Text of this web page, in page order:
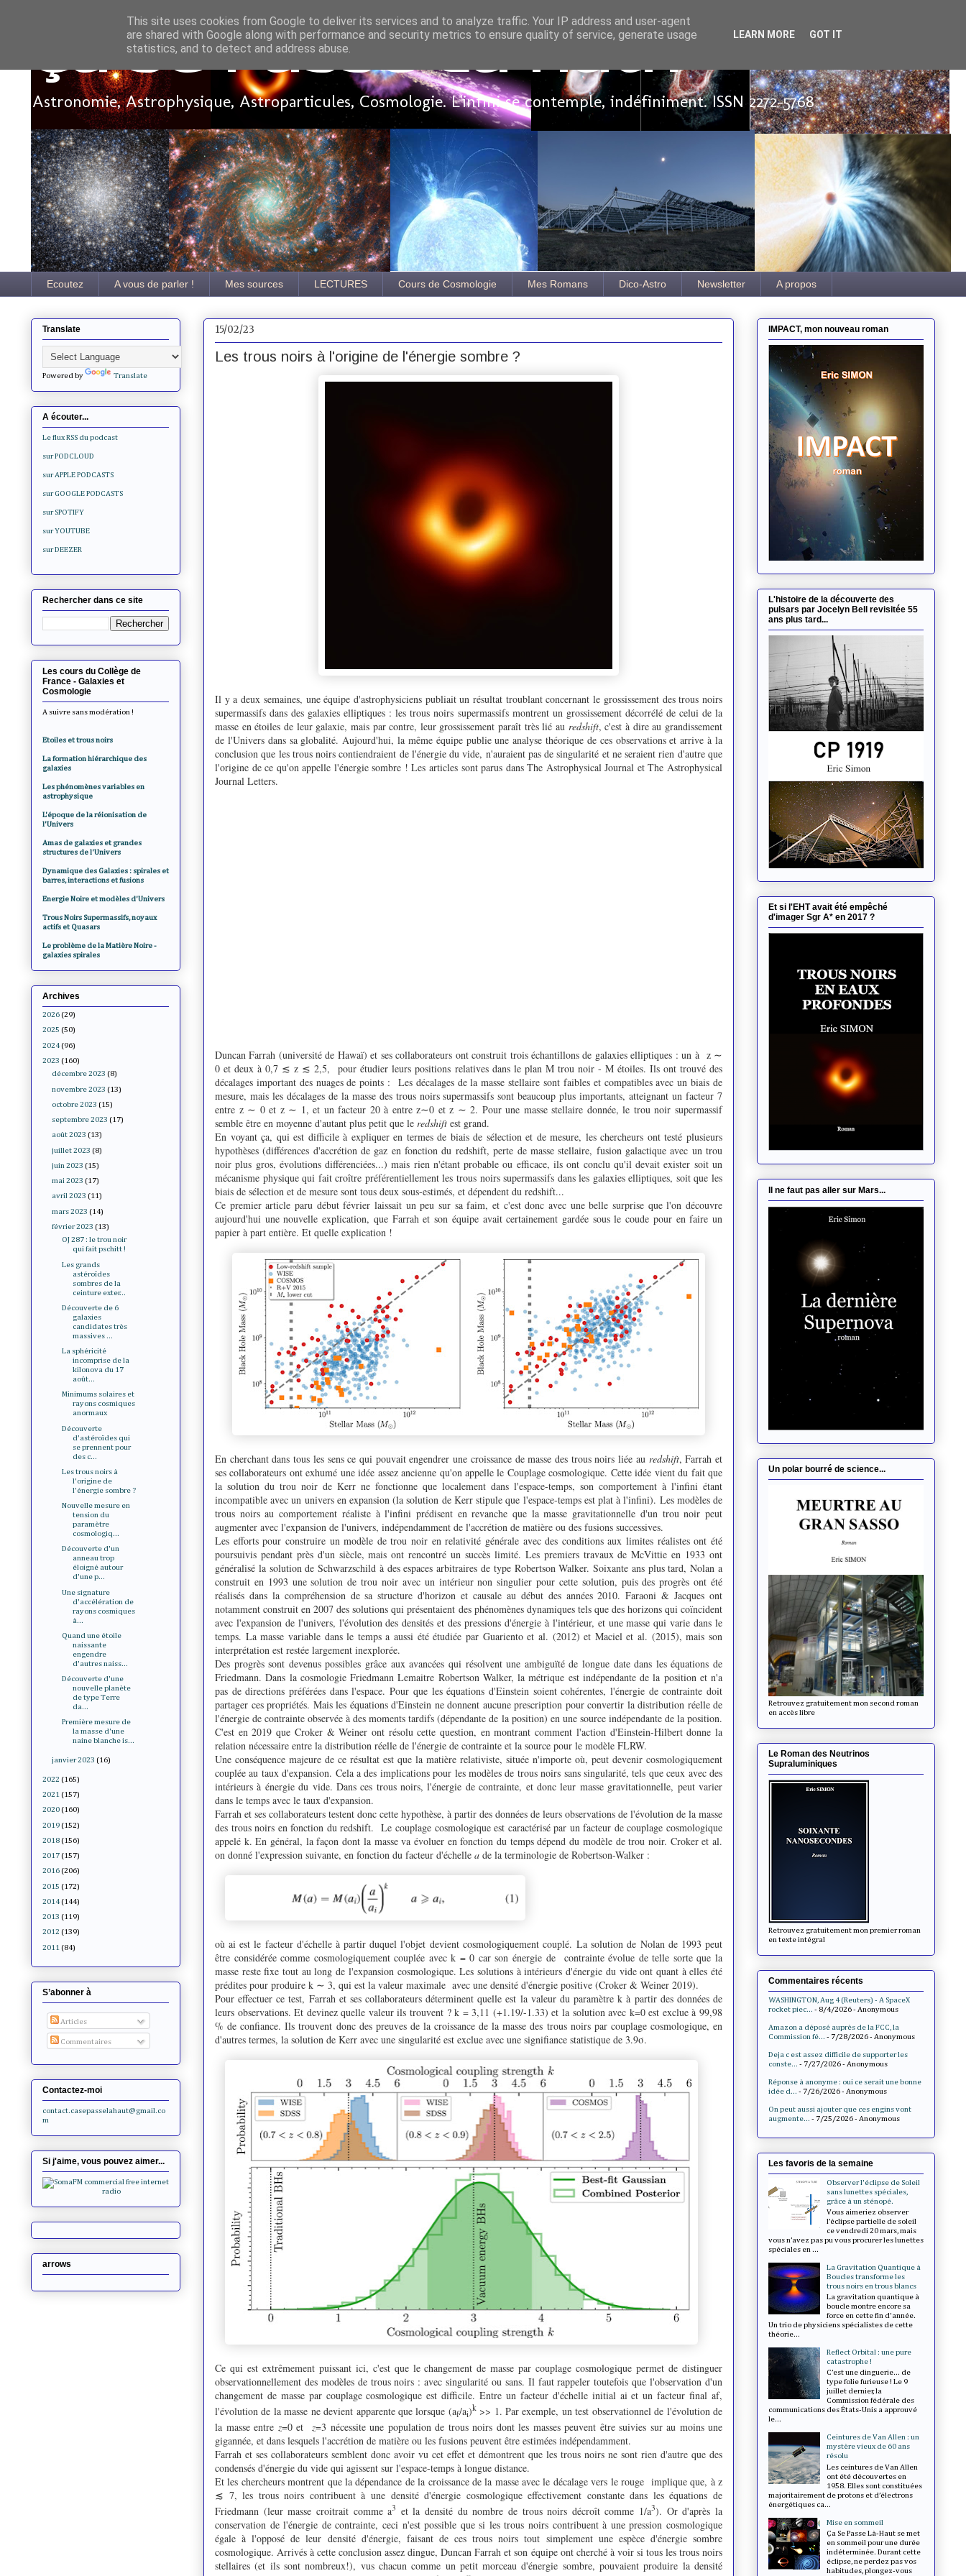
Ça se passe là haut
Astronomie, Astrophysique, Astroparticules, Cosmologie. L'infini se contemple, indéfiniment. ISSN 2272-5768
Ecoutez A vous de parler ! Mes sources LECTURES Cours de Cosmologie Mes Romans Dico-Astro Newsletter A propos
15/02/23
Les trous noirs à l'origine de l'énergie sombre ?
Il y a deux semaines, une équipe d'astrophysiciens publiait un résultat troublant concernant le grossissement des trous noirs
supermassifs dans des galaxies elliptiques : les trous noirs supermassifs montrent un grossissement décorrélé de celui de la
masse en étoiles de leur galaxie, mais par contre, leur grossissement paraît très lié au redshift, c'est à dire au grandissement
de l'Univers dans sa globalité. Aujourd'hui, la même équipe publie une analyse théorique de ces observations et arrive à la
conclusion que les trous noirs contiendraient de l'énergie du vide, n'auraient pas de singularité et ne seraient rien d'autre que
l'origine de ce qu'on appelle l'énergie sombre ! Les articles sont parus dans The Astrophysical Journal et The Astrophysical
Journal Letters.
Duncan Farrah (université de Hawaï) et ses collaborateurs ont construit trois échantillons de galaxies elliptiques : un à z ∼
0 et deux à 0,7 ≲ z ≲ 2,5, pour étudier leurs positions relatives dans le plan M trou noir - M étoiles. Ils ont trouvé des
décalages important des nuages de points : Les décalages de la masse stellaire sont faibles et compatibles avec un biais de
mesure, mais les décalages de la masse des trous noirs supermassifs sont beaucoup plus importants, atteignant un facteur 7
entre z ∼ 0 et z ∼ 1, et un facteur 20 à entre z∼0 et z ∼ 2. Pour une masse stellaire donnée, le trou noir supermassif
semble être en moyenne d'autant plus petit que le redshift est grand.
En voyant ça, qui est difficile à expliquer en termes de biais de sélection et de mesure, les chercheurs ont testé plusieurs
hypothèses (différences d'accrétion de gaz en fonction du redshift, perte de masse stellaire, fusion galactique avec un trou
noir plus gros, évolutions différenciées...) mais rien n'étant probable ou efficace, ils ont conclu qu'il devait exister soit un
mécanisme physique qui fait croître préférentiellement les trous noirs supermassifs dans les galaxies elliptiques, soit que les
biais de sélection et de mesure sont tous deux sous-estimés, et dépendent du redshift...
Ce premier article paru début février laissait un peu sur sa faim, et c'est donc avec une belle surprise que l'on découvre
aujourd'hui une nouvelle explication, que Farrah et son équipe avait certainement gardée sous le coude pour en faire un
papier à part entière. Et quelle explication !
En cherchant dans tous les sens ce qui pouvait engendrer une croissance de masse des trous noirs liée au redshift, Farrah et
ses collaborateurs ont exhumé une idée assez ancienne qu'on appelle le Couplage cosmologique. Cette idée vient du fait que
la solution du trou noir de Kerr ne fonctionne que localement dans l'espace-temps, son comportement à l'infini étant
incompatible avec un univers en expansion (la solution de Kerr stipule que l'espace-temps est plat à l'infini). Les modèles de
trous noirs au comportement réaliste à l'infini prédisent en revanche que la masse gravitationnelle d'un trou noir peut
augmenter avec l'expansion de l'univers, indépendamment de l'accrétion de matière ou des fusions successives.
Les efforts pour construire un modèle de trou noir en relativité générale avec des conditions aux limites réalistes ont été
poursuivis pendant près d'un siècle, mais ont rencontré un succès limité. Les premiers travaux de McVittie en 1933 ont
généralisé la solution de Schwarzschild à des espaces arbitraires de type Robertson Walker. Soixante ans plus tard, Nolan a
construit en 1993 une solution de trou noir avec un intérieur non singulier pour cette solution, puis des progrès ont été
réalisés dans la compréhension de sa structure d'horizon et causale au début des années 2010. Faraoni & Jacques ont
notamment construit en 2007 des solutions qui présentaient des phénomènes dynamiques tels que des horizons qui coïncident
avec l'expansion de l'univers, l'évolution des densités et des pressions d'énergie à l'intérieur, et une masse qui varie dans le
temps. La masse variable dans le temps a aussi été étudiée par Guariento et al. (2012) et Maciel et al. (2015), mais son
interprétation est restée largement inexplorée.
Des progrès sont devenus possibles grâce aux avancées qui résolvent une ambiguïté de longue date dans les équations de
Friedmann. Dans la cosmologie Friedmann Lemaitre Robertson Walker, la métrique est indépendante de la position et n'a
pas de directions préférées dans l'espace. Pour que les équations d'Einstein soient cohérentes, l'énergie de contrainte doit
partager ces propriétés. Mais les équations d'Einstein ne donnent aucune prescription pour convertir la distribution réelle de
l'énergie de contrainte observée à des moments tardifs (dépendante de la position) en une source indépendante de la position.
C'est en 2019 que Croker & Weiner ont résolu cette question, en montrant comment l'action d'Einstein-Hilbert donne la
relation nécessaire entre la distribution réelle de l'énergie de contrainte et la source pour le modèle FLRW.
Une conséquence majeure de ce résultat est que la matière relativiste, située n'importe où, peut devenir cosmologiquement
couplée au taux d'expansion. Cela a des implications pour les modèles de trous noirs sans singularité, tels que ceux avec des
intérieurs à énergie du vide. Dans ces trous noirs, l'énergie de contrainte, et donc leur masse gravitationnelle, peut varier
dans le temps avec le taux d'expansion.
Farrah et ses collaborateurs testent donc cette hypothèse, à partir des données de leurs observations de l'évolution de la masse
des trous noirs en fonction du redshift. Le couplage cosmologique est caractérisé par un facteur de couplage cosmologique
appelé k. En général, la façon dont la masse va évoluer en fonction du temps dépend du modèle de trou noir. Croker et al.
on donné l'expression suivante, en fonction du facteur d'échelle a de la terminologie de Robertson-Walker :
où ai est le facteur d'échelle à partir duquel l'objet devient cosmologiquement couplé. La solution de Nolan de 1993 peut
être considérée comme cosmologiquement couplée avec k = 0 car son énergie de contrainte évolue de telle sorte que la
masse reste fixe tout au long de l'expansion cosmologique. Les solutions à intérieurs d'énergie du vide ont quant à elles été
prédites pour produire k ∼ 3, qui est la valeur maximale avec une densité d'énergie positive (Croker & Weiner 2019).
Pour effectuer ce test, Farrah et ses collaborateurs déterminent quelle est la valeur du paramètre k à partir des données de
leurs observations. Et devinez quelle valeur ils trouvent ? k = 3,11 (+1.19/-1.33) et la solution avec k=0 est exclue à 99,98
% de confiance. Ils trouvent donc des preuves de la croissance de la masse des trous noirs par couplage cosmologique, en
d'autres termes, la solution de Kerr avec une singularité est exclue avec une signifiance statistique de 3.9σ.
Ce qui est extrêmement puissant ici, c'est que le changement de masse par couplage cosmologique permet de distinguer
observationnellement des modèles de trous noirs : avec singularité ou sans. Il faut rappeler toutefois que l'observation d'un
changement de masse par couplage cosmologique est difficile. Entre un facteur d'échelle initial ai et un facteur final af,
l'évolution de la masse ne devient apparente que lorsque (af/ai)k>> 1. Par exemple, un test observationnel de l'évolution de
la masse entre z=0 et z=3 nécessite une population de trous noirs dont les masses peuvent être suivies sur au moins une
gigannée, et dans lesquels l'accrétion de matière ou les fusions peuvent être estimées indépendamment.
Farrah et ses collaborateurs semblent donc avoir vu cet effet et démontrent que les trous noirs ne sont rien d'autre que des
condensés d'énergie du vide qui agissent sur l'espace-temps à longue distance.
Et les chercheurs montrent que la dépendance de la croissance de la masse avec le décalage vers le rouge implique que, à z
≲ 7, les trous noirs contribuent à une densité d'énergie cosmologique effectivement constante dans les équations de
Friedmann (leur masse croitrait comme a3 et la densité du nombre de trous noirs décroît comme 1/a3). Or d'après la
conservation de l'énergie de contrainte, ceci n'est possible que si les trous noirs contribuent à une pression cosmologique
égale à l'opposé de leur densité d'énergie, faisant de ces trous noirs tout simplement une espèce d'énergie sombre
cosmologique. Arrivés à cette conclusion assez dingue, Duncan Farrah et son équipe ont cherché à voir si tous les trous noirs
stellaires (et ils sont nombreux!), vus chacun comme un petit morceau d'énergie sombre, pouvaient produire la densité
Translate
Powered by Translate
A écouter...
Le flux RSS du podcast
sur PODCLOUD
sur APPLE PODCASTS
sur GOOGLE PODCASTS
sur SPOTIFY
sur YOUTUBE
sur DEEZER
Rechercher dans ce site
Les cours du Collège de
France - Galaxies et
Cosmologie
A suivre sans modération !
Etoiles et trous noirs
La formation hiérarchique des
galaxies
Les phénomènes variables en
astrophysique
L'époque de la réionisation de
l'Univers
Amas de galaxies et grandes
structures de l'Univers
Dynamique des Galaxies : spirales et
barres, interactions et fusions
Energie Noire et modèles d'Univers
Trous Noirs Supermassifs, noyaux
actifs et Quasars
Le problème de la Matière Noire -
galaxies spirales
Archives
2026 (29)
2025 (50)
2024 (96)
2023 (160)
décembre 2023 (8)
novembre 2023 (13)
octobre 2023 (15)
septembre 2023 (17)
août 2023 (13)
juillet 2023 (8)
juin 2023 (15)
mai 2023 (17)
avril 2023 (11)
mars 2023 (14)
février 2023 (13)
OJ 287 : le trou noir
qui fait pschitt !
Les grands
astéroïdes
sombres de la
ceinture exter...
Découverte de 6
galaxies
candidates très
massives ...
La sphéricité
incomprise de la
kilonova du 17
août...
Minimums solaires et
rayons cosmiques
anormaux
Découverte
d'astéroïdes qui
se prennent pour
des c...
Les trous noirs à
l'origine de
l'énergie sombre ?
Nouvelle mesure en
tension du
paramètre
cosmologiq...
Découverte d'un
anneau trop
éloigné autour
d'une p...
Une signature
d'accélération de
rayons cosmiques
à...
Quand une étoile
naissante
engendre
d'autres naiss...
Découverte d'une
nouvelle planète
de type Terre
da...
Première mesure de
la masse d'une
naine blanche is...
janvier 2023 (16)
2022 (165)
2021 (157)
2020 (160)
2019 (152)
2018 (156)
2017 (157)
2016 (206)
2015 (172)
2014 (144)
2013 (119)
2012 (139)
2011 (84)
S’abonner à
Articles
Commentaires
Contactez-moi
contact.casepasselahaut@gmail.co
m
Si j'aime, vous pouvez aimer...
arrows
IMPACT, mon nouveau roman
L'histoire de la découverte des
pulsars par Jocelyn Bell revisitée 55
ans plus tard...
Et si l'EHT avait été empêché
d'imager Sgr A* en 2017 ?
Il ne faut pas aller sur Mars...
Un polar bourré de science...
Retrouvez gratuitement mon second roman
en accès libre
Le Roman des Neutrinos
Supraluminiques
Retrouvez gratuitement mon premier roman
en texte intégral
Commentaires récents
WASHINGTON, Aug 4 (Reuters) - A SpaceX
rocket piec... - 8/4/2026- Anonymous
Amazon a déposé auprès de la FCC, la
Commission fé... - 7/28/2026- Anonymous
Deja c est assez difficile de supporter les
conste... - 7/27/2026- Anonymous
Réponse à anonyme : oui ce serait une bonne
idée d... - 7/26/2026- Anonymous
On peut aussi ajouter que ces engins vont
augmente... - 7/25/2026- Anonymous
Les favoris de la semaine
Observer l'éclipse de Soleil
sans lunettes spéciales,
grâce à un sténopé.
Vous aimeriez observer
l’éclipse partielle de soleil
ce vendredi 20 mars, mais
vous n’avez pas pu vous procurer les lunettes
spéciales en ...
La Gravitation Quantique à
Boucles transforme les
trous noirs en trous blancs
La gravitation quantique à
boucle montre encore sa
force en cette fin d'année.
Un trio de physiciens spécialistes de cette
théorie...
Reflect Orbital : une pure
catastrophe !
C’est une dinguerie... de
type folie furieuse ! Le 9
juillet dernier, la
Commission fédérale des
communications des États-Unis a approuvé
le...
Ceintures de Van Allen : un
mystère vieux de 60 ans
résolu
Les ceintures de Van Allen
ont été découvertes en
1958. Elles sont constituées
majoritairement de protons et d’électrons
énergétiques ca...
Mise en sommeil
Ça Se Passe Là-Haut se met
en sommeil pour une durée
indéterminée. Durant cette
éclipse, ne perdez pas vos
habitudes, plongez-vous
This site uses cookies from Google to deliver its services and to analyze traffic. Your IP address and user-agent
are shared with Google along with performance and security metrics to ensure quality of service, generate usage
statistics, and to detect and address abuse.
LEARN MORE GOT IT